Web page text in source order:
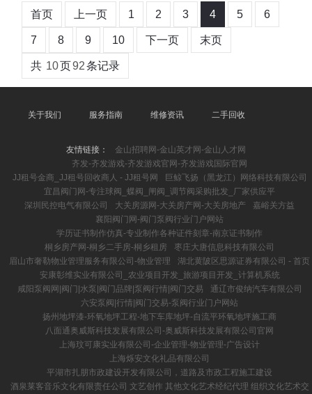
首页 上一页 1 2 3 4 5 6
7 8 9 10 下一页 末页
共 10页92条记录
关于我们 服务指南 维修资讯 二手回收
友情链接：
金山招聘网-金山英才网-金山人才网
齐发-齐发游戏-齐发游戏官网-齐发游戏国际官网
JJ租号金商_JJ租号回收商人 - JJ租号网
巨鲸飞扬（黑龙江）网络科技有限公司
宜昌阀门网-专注球阀_蝶阀_闸阀_调节阀采购批发_厂家供应平
深圳民控电气有限公司
大关房源网-大关房产网-大关房地产
嘉峪关方益
襄阳阀门网-阀门泵阀行业门户网站
学历证书制作仿真-专业制作各种证件刻章-南京证书制作
桐乡房产网-桐乡二手房-桐乡租房
枣庄大唐信息科技有限公司
眉山市奢勒物业管理服务有限公司-物业管理
湖北黄陂区思源证券有限公司 - 首页
安康彰维实业有限公司_农业项目开发_旅游项目开发_计算机系统
咸阳泵阀网|阀门|水泵|阀门品牌|泵阀行情|阀门交易
通辽市俊纳汽车有限公司
六安泵阀|行情|阀门交易-泵阀行业门户网站
扬州地坪漆-环氧地坪工程-地下车库地坪-自流平环氧地坪施工商
八面通奥威斯科技发展有限公司-奥威斯科技发展有限公司官网
上海玟可康实业有限公司-企业管理-物业管理-广告设计
上海烁安文化礼品有限公司
平湖市扎朋市政建设开发有限公司，道路及市政工程施工建设
酒泉莱客音乐文化有限责任公司 文艺创作 其他文化艺术经纪代理 组织文化艺术交